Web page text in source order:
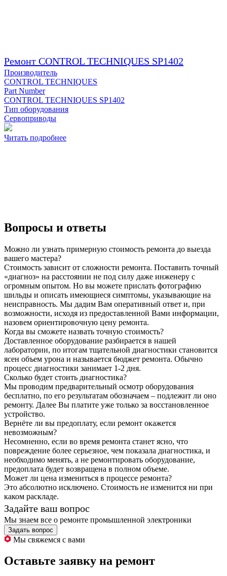
Ремонт CONTROL TECHNIQUES SP1402
Производитель
CONTROL TECHNIQUES
Part Number
CONTROL TECHNIQUES SP1402
Тип оборудования
Сервоприводы
Читать подробнее
Вопросы и ответы
Можно ли узнать примерную стоимость ремонта до выезда
вашего мастера?
Стоимость зависит от сложности ремонта. Поставить точный
«диагноз» на расстоянии не под силу даже инженеру с
огромным опытом. Но вы можете прислать фотографию
шильды и описать имеющиеся симптомы, указывающие на
неисправность. Мы дадим Вам оперативный ответ и, при
возможности, исходя из предоставленной Вами информации,
назовем ориентировочную цену ремонта.
Когда вы сможете назвать точную стоимость?
Доставленное оборудование разбирается в нашей
лаборатории, по итогам тщательной диагностики становится
ясен объем урона и называется бюджет ремонта. Обычно
процесс диагностики занимает 1-2 дня.
Сколько будет стоить диагностика?
Мы проводим предварительный осмотр оборудования
бесплатно, по его результатам обозначаем – подлежит ли оно
ремонту. Далее Вы платите уже только за восстановленное
устройство.
Вернёте ли вы предоплату, если ремонт окажется
невозможным?
Несомненно, если во время ремонта станет ясно, что
повреждение более серьезное, чем показала диагностика, и
необходимо менять, а не ремонтировать оборудование,
предоплата будет возвращена в полном объеме.
Может ли цена измениться в процессе ремонта?
Это абсолютно исключено. Стоимость не изменится ни при
каком раскладе.
Задайте ваш вопрос
Мы знаем все о ремонте промышленной электроники
Задать вопрос
Мы свяжемся с вами
Оставьте заявку на ремонт